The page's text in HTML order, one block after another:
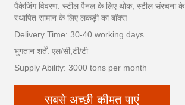
पैकेजिंग विवरण: स्टील पैनल के लिए थोक, स्टील संरचना
स्थापित सामान के लिए लकड़ी का बॉक्स
Delivery Time: 30-40 working days
भुगतान शर्तें: एल/सी,टी/टी
Supply Ability: 3000 tons per month
सबसे अच्छी कीमत पाएं